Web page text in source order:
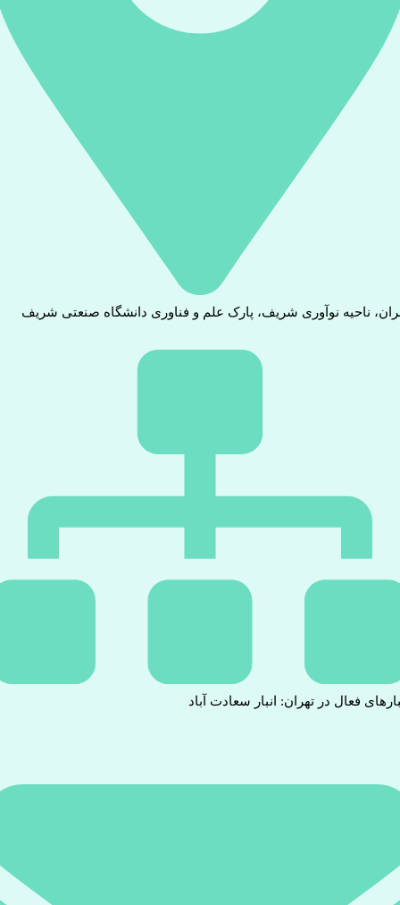
ناحیه نوآوری شریف، پارک علم و فناوری دانشگاه صنعتی شریف
فعال در تهران: انبار سعادت آباد